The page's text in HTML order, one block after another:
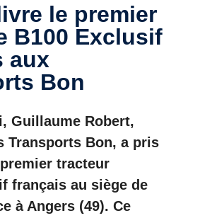
B100 Exclusif
aux
Bon
Guillaume Robert,
Transports Bon, a pris
tracteur
français au siège de
à Angers (49). Ce